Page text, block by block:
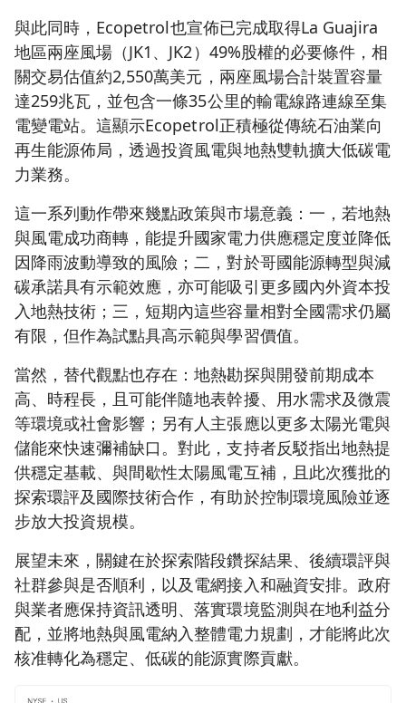
與此同時，Ecopetrol也宣佈已完成取得La Guajira
地區兩座風場（JK1、JK2）49%股權的必要條件，相
關交易估值約2,550萬美元，兩座風場合計裝置容量
達259兆瓦，並包含一條35公里的輸電線路連線至集
電變電站。這顯示Ecopetrol正積極從傳統石油業向
再生能源佈局，透過投資風電與地熱雙軌擴大低碳電
力業務。
這一系列動作帶來幾點政策與市場意義：一，若地熱
與風電成功商轉，能提升國家電力供應穩定度並降低
因降雨波動導致的風險；二，對於哥國能源轉型與減
碳承諾具有示範效應，亦可能吸引更多國內外資本投
入地熱技術；三，短期內這些容量相對全國需求仍屬
有限，但作為試點具高示範與學習價值。
當然，替代觀點也存在：地熱勘探與開發前期成本
高、時程長，且可能伴隨地表幹擾、用水需求及微震
等環境或社會影響；另有人主張應以更多太陽光電與
儲能來快速彌補缺口。對此，支持者反駁指出地熱提
供穩定基載、與間歇性太陽風電互補，且此次獲批的
探索環評及國際技術合作，有助於控制環境風險並逐
步放大投資規模。
展望未來，關鍵在於探索階段鑽探結果、後續環評與
社群參與是否順利，以及電網接入和融資安排。政府
與業者應保持資訊透明、落實環境監測與在地利益分
配，並將地熱與風電納入整體電力規劃，才能將此次
核准轉化為穩定、低碳的能源實際貢獻。